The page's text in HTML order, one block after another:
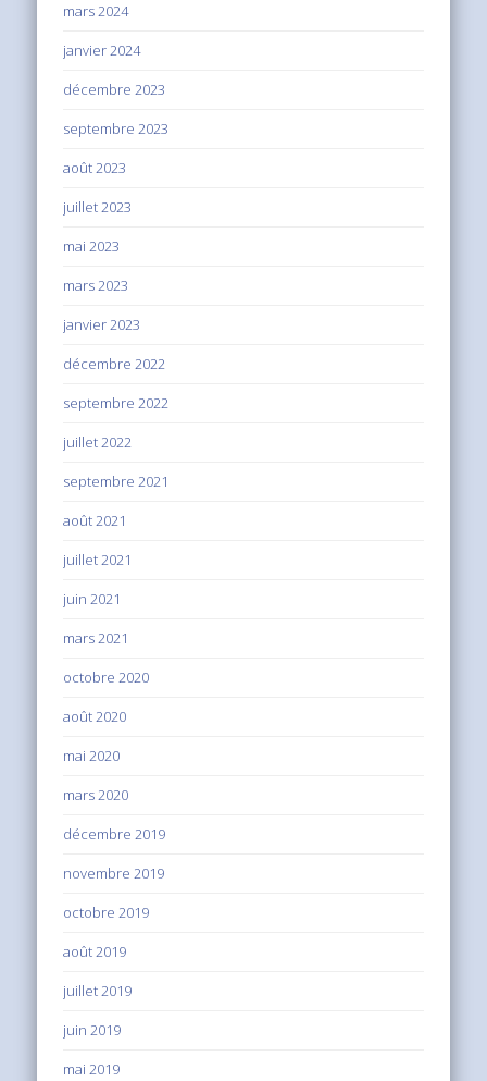
mars 2024
janvier 2024
décembre 2023
septembre 2023
août 2023
juillet 2023
mai 2023
mars 2023
janvier 2023
décembre 2022
septembre 2022
juillet 2022
septembre 2021
août 2021
juillet 2021
juin 2021
mars 2021
octobre 2020
août 2020
mai 2020
mars 2020
décembre 2019
novembre 2019
octobre 2019
août 2019
juillet 2019
juin 2019
mai 2019